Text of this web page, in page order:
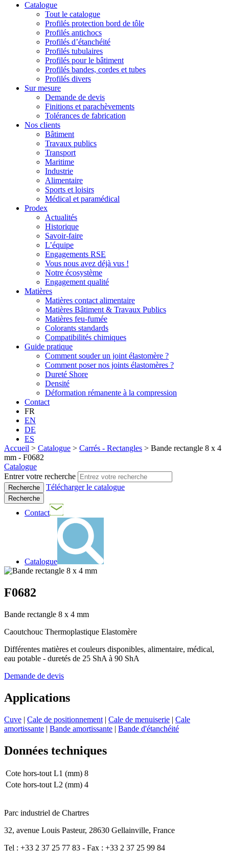
Catalogue
Tout le catalogue
Profilés protection bord de tôle
Profilés antichocs
Profilés d’étanchéité
Profilés tubulaires
Profilés pour le bâtiment
Profilés bandes, cordes et tubes
Profilés divers
Sur mesure
Demande de devis
Finitions et parachèvements
Tolérances de fabrication
Nos clients
Bâtiment
Travaux publics
Transport
Maritime
Industrie
Alimentaire
Sports et loisirs
Médical et paramédical
Prodex
Actualités
Historique
Savoir-faire
L’équipe
Engagements RSE
Vous nous avez déjà vus !
Notre écosystème
Engagement qualité
Matières
Matières contact alimentaire
Matières Bâtiment & Travaux Publics
Matières feu-fumée
Colorants standards
Compatibilités chimiques
Guide pratique
Comment souder un joint élastomère ?
Comment poser nos joints élastomères ?
Dureté Shore
Densité
Déformation rémanente à la compression
Contact
FR
EN
DE
ES
Accueil > Catalogue > Carrés - Rectangles > Bande rectangle 8 x 4
mm - F0682
Catalogue
Entrer votre recherche
Télécharger le catalogue
Recherche
Contact
Catalogue
F0682
Bande rectangle 8 x 4 mm
Caoutchouc Thermoplastique Elastomère
Différentes matières et couleurs disponibles, alimentaire, médical,
eau potable - duretés de 25 ShA à 90 ShA
Demande de devis
Applications
Cuve | Cale de positionnement | Cale de menuiserie | Cale
amortissante | Bande amortissante | Bande d'étanchéité
Données techniques
Cote hors-tout L1 (mm) 8
Cote hors-tout L2 (mm) 4
Parc industriel de Chartres
32, avenue Louis Pasteur, 28630 Gellainville, France
Tel : +33 2 37 25 77 83 - Fax : +33 2 37 25 99 84